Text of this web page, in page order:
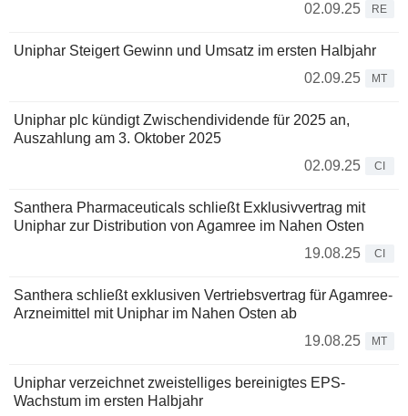
02.09.25
RE
Uniphar Steigert Gewinn und Umsatz im ersten Halbjahr
02.09.25
MT
Uniphar plc kündigt Zwischendividende für 2025 an,
Auszahlung am 3. Oktober 2025
02.09.25
CI
Santhera Pharmaceuticals schließt Exklusivvertrag mit
Uniphar zur Distribution von Agamree im Nahen Osten
19.08.25
CI
Santhera schließt exklusiven Vertriebsvertrag für Agamree-
Arzneimittel mit Uniphar im Nahen Osten ab
19.08.25
MT
Uniphar verzeichnet zweistelliges bereinigtes EPS-
Wachstum im ersten Halbjahr